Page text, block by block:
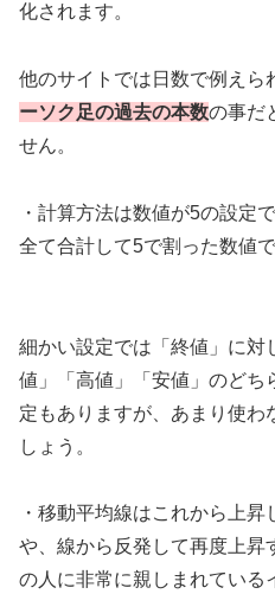
化されます。
他のサイトでは日数で例えら
ーソク足の過去の本数の事だ
せん。
・計算方法は数値が5の設定
全て合計して5で割った数値
細かい設定では「終値」に対
値」「高値」「安値」のどち
定もありますが、あまり使
しょう。
・移動平均線はこれから上
や、線から反発して再度上昇
の人に非常に親しまれている